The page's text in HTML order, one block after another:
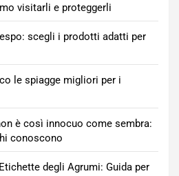
visitarli e proteggerli
scegli i prodotti adatti per
le spiagge migliori per i
è così innocuo come sembra:
conoscono
degli Agrumi: Guida per